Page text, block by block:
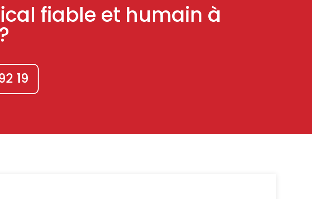
fiable et humain à
19